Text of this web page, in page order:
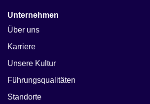
Unternehmen
Über uns
Karriere
Unsere Kultur
Führungsqualitäten
Standorte